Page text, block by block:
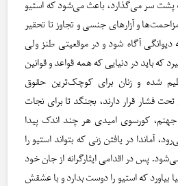
که پشت سر می‌گذارد، باعث می‌شود که استیو
و آزارهای جنسی و تجاوز تا تحقیر
دیوانگی آگاه شود و در موقعیتی طنز ولی
که باید در دنیایی که همه قواعد و قوانین
شده و زنان برای کوچک‌ترین حقوق
فشار قرار دارند، بجنگد تا برای نجات
کورسوی امیدی هر چند اندک پیدا
آماندا در یافتن زنی که بتواند استیو را
پس در اقدامی ایثارگرانه از جان خود
که استیو را دوست بدارد و با عشقش